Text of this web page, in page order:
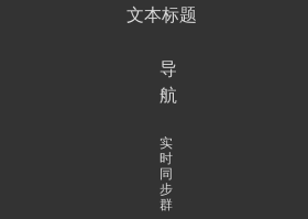
文本标题
导
航
实
时
同
步
群